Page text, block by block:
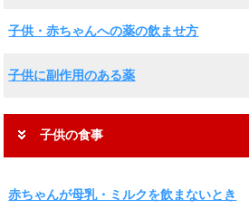
子供・赤ちゃんへの薬の飲ませ方
子供に副作用のある薬
子供の食事
赤ちゃんが母乳・ミルクを飲まないとき